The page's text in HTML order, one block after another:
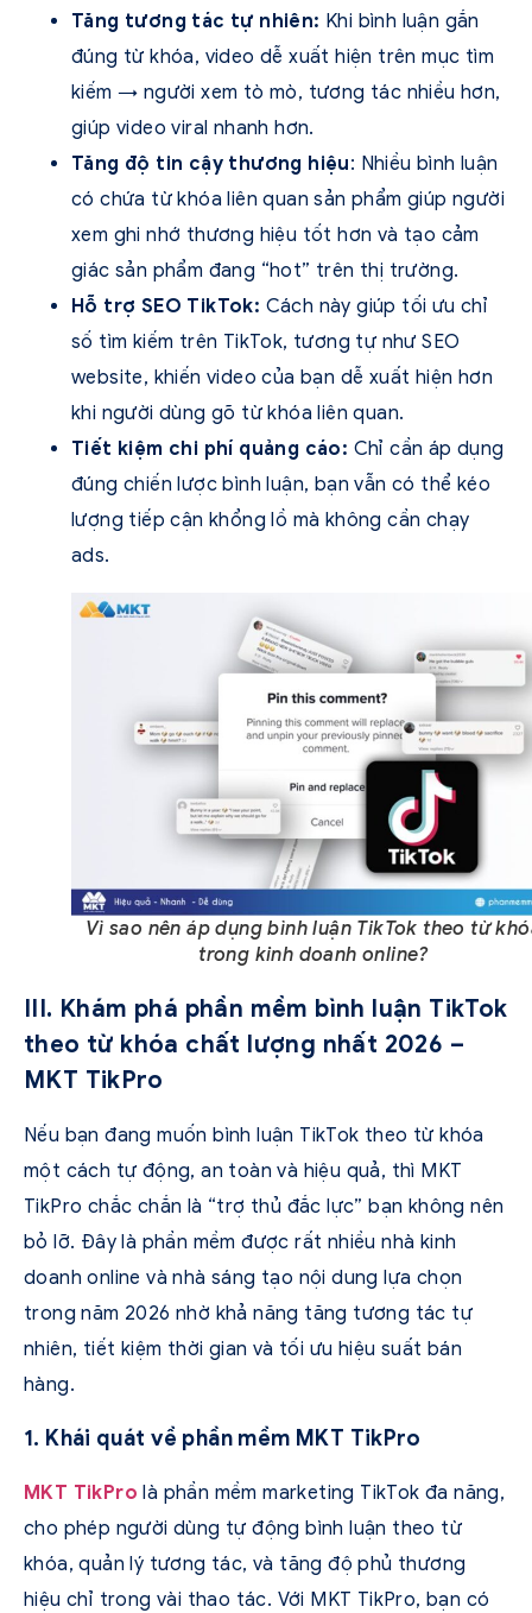
Tăng tương tác tự nhiên: Khi bình luận gắn
đúng từ khóa, video dễ xuất hiện trên mục tìm
kiếm → người xem tò mò, tương tác nhiều hơn,
giúp video viral nhanh hơn.
Tăng độ tin cậy thương hiệu: Nhiều bình luận
có chứa từ khóa liên quan sản phẩm giúp người
xem ghi nhớ thương hiệu tốt hơn và tạo cảm
giác sản phẩm đang “hot” trên thị trường.
Hỗ trợ SEO TikTok: Cách này giúp tối ưu chỉ
số tìm kiếm trên TikTok, tương tự như SEO
website, khiến video của bạn dễ xuất hiện hơn
khi người dùng gõ từ khóa liên quan.
Tiết kiệm chi phí quảng cáo: Chỉ cần áp dụng
đúng chiến lược bình luận, bạn vẫn có thể kéo
lượng tiếp cận khổng lồ mà không cần chạy
ads.
Vì sao nên áp dụng bình luận TikTok theo từ
trong kinh doanh online?
III. Khám phá phần mềm bình luận TikTok
theo từ khóa chất lượng nhất 2026 –
MKT TikPro
Nếu bạn đang muốn bình luận TikTok theo từ khóa
một cách tự động, an toàn và hiệu quả, thì MKT
TikPro chắc chắn là “trợ thủ đắc lực” bạn không nên
bỏ lỡ. Đây là phần mềm được rất nhiều nhà kinh
doanh online và nhà sáng tạo nội dung lựa chọn
trong năm 2026 nhờ khả năng tăng tương tác tự
nhiên, tiết kiệm thời gian và tối ưu hiệu suất bán
hàng.
1. Khái quát về phần mềm MKT TikPro
MKT TikPro là phần mềm marketing TikTok đa năng,
cho phép người dùng tự động bình luận theo từ
khóa, quản lý tương tác, và tăng độ phủ thương
hiệu chỉ trong vài thao tác. Với MKT TikPro, bạn có